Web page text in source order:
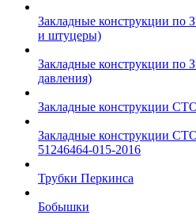
Закладные конструкции по
и штуцеры)
Закладные конструкции по
давления)
Закладные конструкции
Закладные конструкции
51246464-015-2016
Трубки Перкинса
Бобышки